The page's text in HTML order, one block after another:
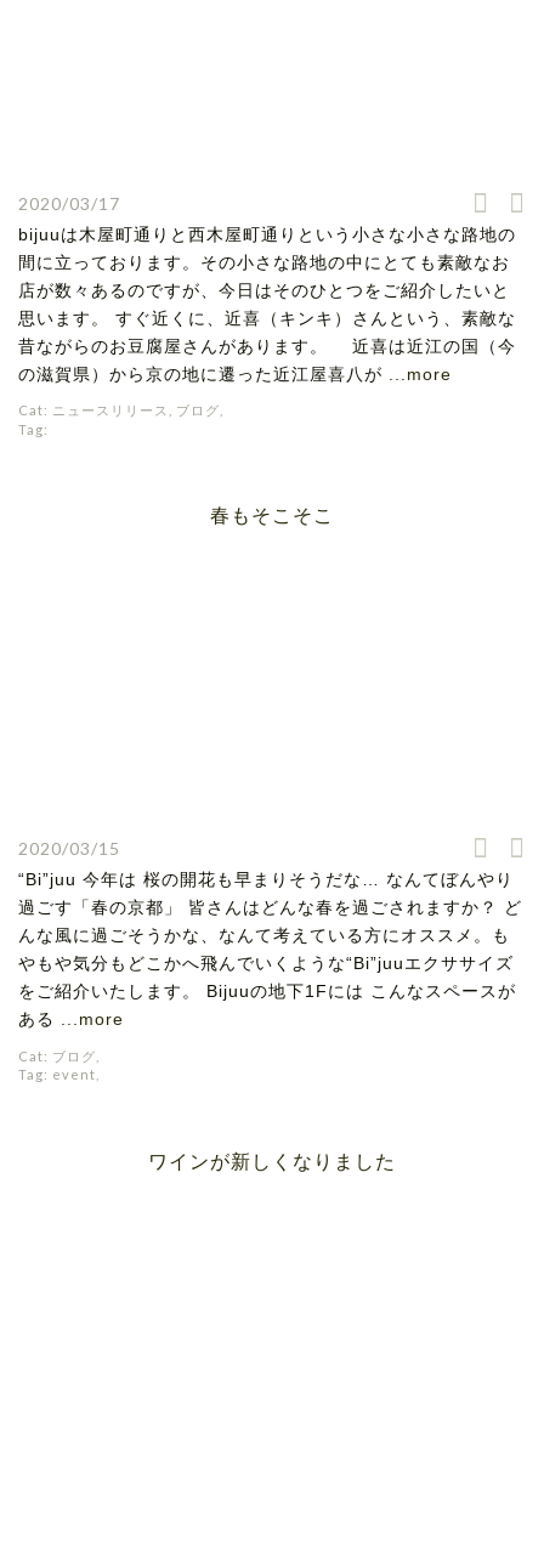
2020/03/17
bijuuは木屋町通りと西木屋町通りという小さな小さな路地の
間に立っております。その小さな路地の中にとても素敵なお
店が数々あるのですが、今日はそのひとつをご紹介したいと
思います。 すぐ近くに、近喜（キンキ）さんという、素敵な
昔ながらのお豆腐屋さんがあります。 近喜は近江の国（今
の滋賀県）から京の地に遷った近江屋喜八が ...more
Cat: ニュースリリース ブログ
Tag:
春もそこそこ
2020/03/15
“Bi”juu 今年は 桜の開花も早まりそうだな… なんてぼんやり
過ごす「春の京都」 皆さんはどんな春を過ごされますか？ ど
んな風に過ごそうかな、なんて考えている方にオススメ。も
やもや気分もどこかへ飛んでいくような“Bi”juuエクササイズ
をご紹介いたします。 Bijuuの地下1Fには こんなスペースが
ある ...more
Cat: ブログ
Tag: event
ワインが新しくなりました